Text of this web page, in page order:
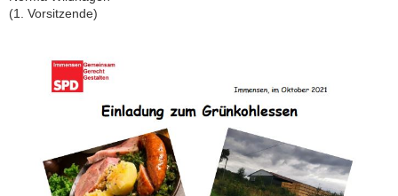
(1. Vorsitzende)